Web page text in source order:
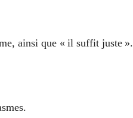
ainsi que « il suffit juste ».